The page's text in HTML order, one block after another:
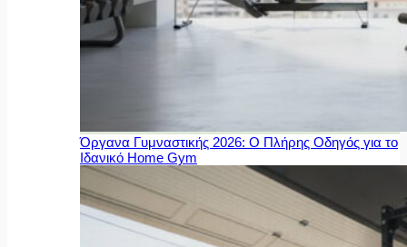
Όργανα Γυμναστικής 2026: Ο Πλήρης Οδηγός για το
Ιδανικό Home Gym